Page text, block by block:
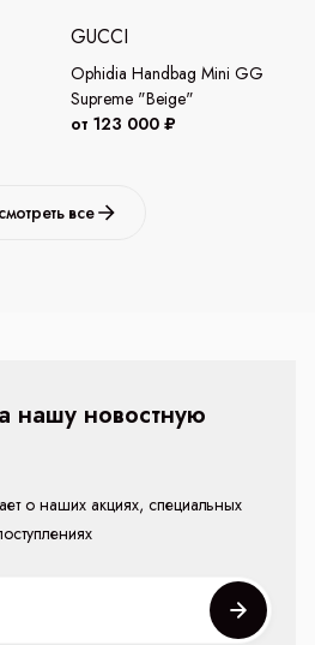
GUCCI
Ophidia Handbag Mini GG
Supreme "Beige"
от 123 000 ₽
все
нашу новостную
о наших акциях, специальных